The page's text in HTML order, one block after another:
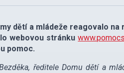
dětí a mládeže reagovalo
webovou stránku
pomoc.
ředitele Domu dětí a